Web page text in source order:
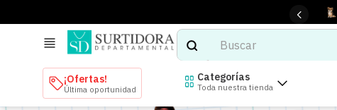
Buscar
TÉRMINOS MÁS BUSCADOS
¡Ofertas!
Última oportunidad
Categorías
Toda nuestra tienda